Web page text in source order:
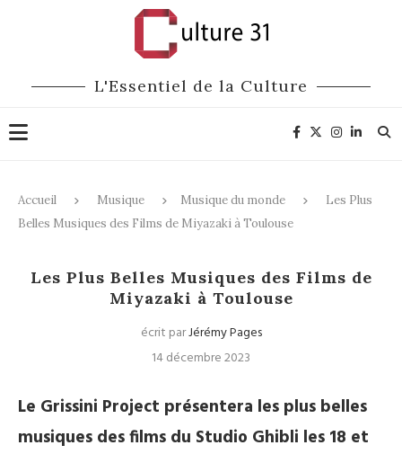
L'Essentiel de la Culture
Accueil Musique Musique du monde
Les Plus
Belles Musiques des Films de Miyazaki à Toulouse
Les Plus Belles Musiques des Films de
Miyazaki à Toulouse
écrit parJérémy Pages
14 décembre 2023
Le Grissini Project présentera les plus belles
musiques des films du Studio Ghibli les 18 et